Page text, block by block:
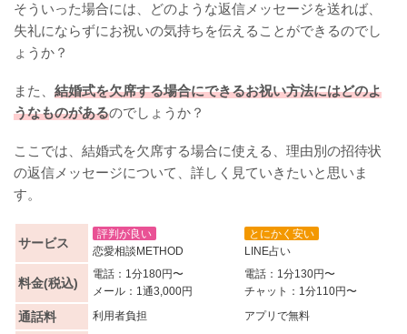
そういった場合には、どのような返信メッセージを送れば、
失礼にならずにお祝いの気持ちを伝えることができるのでし
ょうか？
また、 結婚式を欠席する場合にできるお祝い方法にはどのよ
うなものがあるのでしょうか？
ここでは、結婚式を欠席する場合に使える、理由別の招待状
の返信メッセージについて、詳しく見ていきたいと思いま
す。
サービス
評判が良い
恋愛相談METHOD
とにかく安い
LINE占い
料金(税込)
電話：1分180円〜
メール：1通3,000円
電話：1分130円〜
チャット：1分110円〜
通話料 利用者負担 アプリで無料